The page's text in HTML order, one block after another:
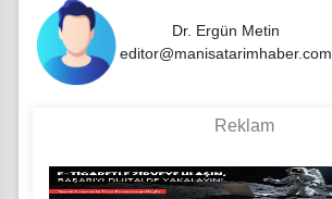
Dr. Ergün Metin
editor@manisatarimhaber.com